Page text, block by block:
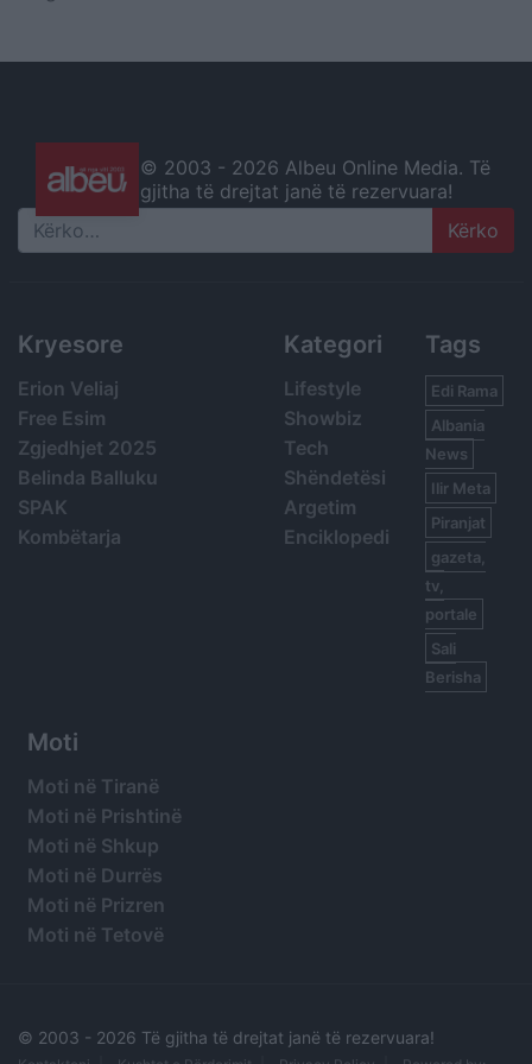
© 2003 - 2026 Albeu Online Media. Të
gjitha të drejtat janë të rezervuara!
Search
Kryesore
Erion Veliaj
Free Esim
Zgjedhjet 2025
Belinda Balluku
SPAK
Kombëtarja
Kategori
Lifestyle
Showbiz
Tech
Shëndetësi
Argetim
Enciklopedi
Tags
Edi Rama
Albania
News
Ilir Meta
Piranjat
gazeta,
tv,
portale
Sali
Berisha
Moti
Moti në Tiranë
Moti në Prishtinë
Moti në Shkup
Moti në Durrës
Moti në Prizren
Moti në Tetovë
© 2003 - 2026 Të gjitha të drejtat janë të rezervuara!